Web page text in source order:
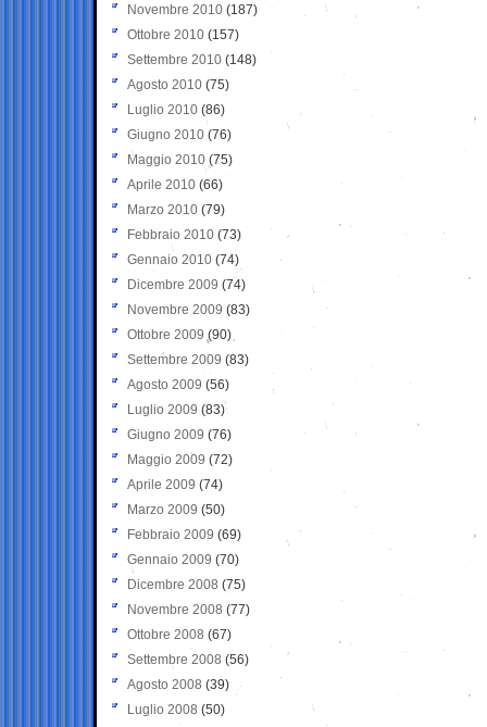
Novembre 2010 (187)
Ottobre 2010 (157)
Settembre 2010 (148)
Agosto 2010 (75)
Luglio 2010 (86)
Giugno 2010 (76)
Maggio 2010 (75)
Aprile 2010 (66)
Marzo 2010 (79)
Febbraio 2010 (73)
Gennaio 2010 (74)
Dicembre 2009 (74)
Novembre 2009 (83)
Ottobre 2009 (90)
Settembre 2009 (83)
Agosto 2009 (56)
Luglio 2009 (83)
Giugno 2009 (76)
Maggio 2009 (72)
Aprile 2009 (74)
Marzo 2009 (50)
Febbraio 2009 (69)
Gennaio 2009 (70)
Dicembre 2008 (75)
Novembre 2008 (77)
Ottobre 2008 (67)
Settembre 2008 (56)
Agosto 2008 (39)
Luglio 2008 (50)